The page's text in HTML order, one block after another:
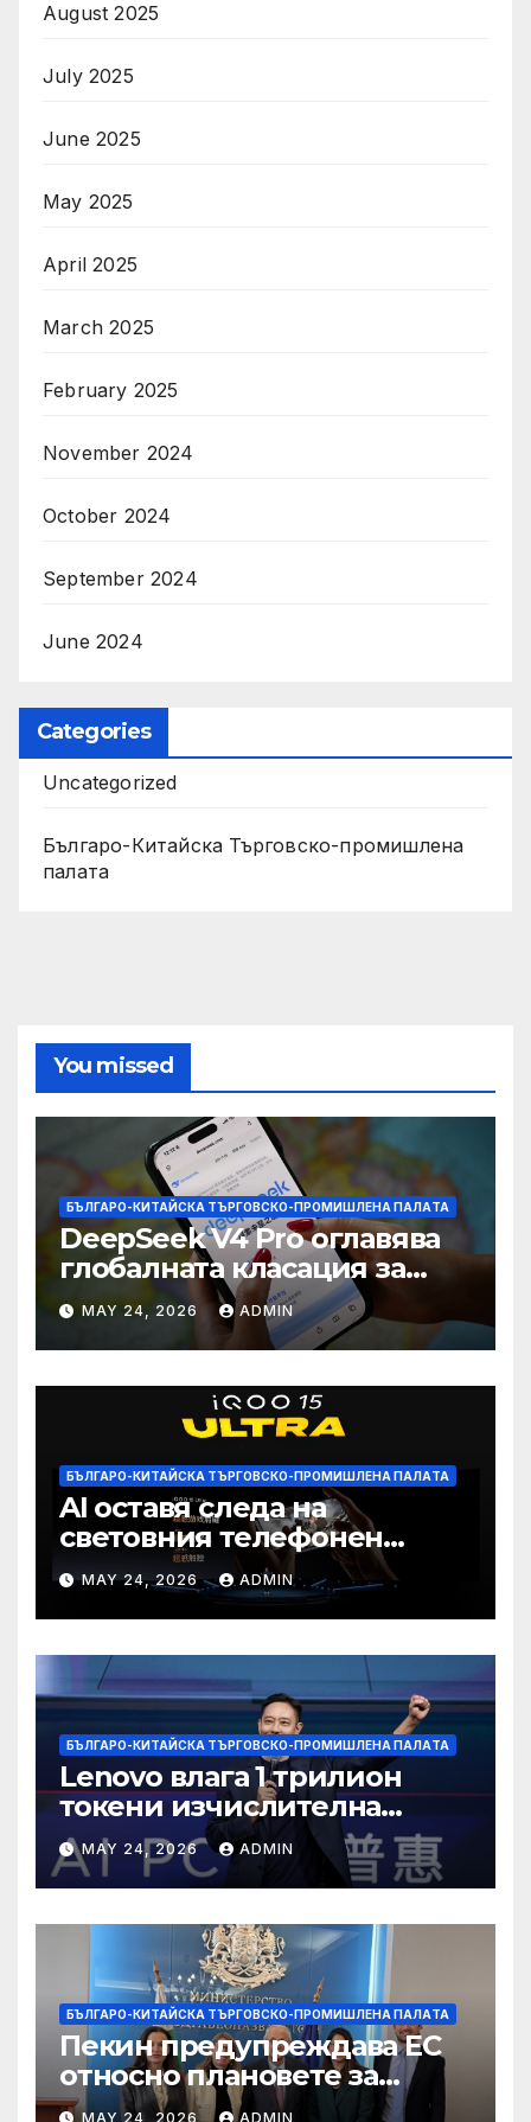
August 2025
July 2025
June 2025
May 2025
April 2025
March 2025
February 2025
November 2024
October 2024
September 2024
June 2024
Categories
Uncategorized
Българо-Китайска Търговско-промишлена
палaта
You missed
БЪЛГАРО-КИТАЙСКА ТЪРГОВСКО-ПРОМИШЛЕНА ПАЛAТА
DeepSeek V4 Pro оглавява
глобалната класация за
печалба след 75%
намаление на цената
MAY 24, 2026 ADMIN
БЪЛГАРО-КИТАЙСКА ТЪРГОВСКО-ПРОМИШЛЕНА ПАЛAТА
AI оставя следа на
световния телефонен
пазар
MAY 24, 2026 ADMIN
БЪЛГАРО-КИТАЙСКА ТЪРГОВСКО-ПРОМИШЛЕНА ПАЛAТА
Lenovo влага 1 трилион
токени изчислителна
мощност в AI екосистемата
MAY 24, 2026 ADMIN
БЪЛГАРО-КИТАЙСКА ТЪРГОВСКО-ПРОМИШЛЕНА ПАЛAТА
Пекин предупреждава ЕС
относно плановете за
насочване към китайски
MAY 24, 2026 ADMIN